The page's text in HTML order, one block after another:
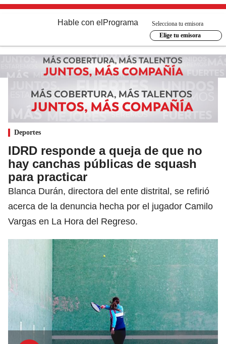
Hable con el Programa
Selecciona tu emisora
Elige tu emisora
Deportes
IDRD responde a queja de que no
hay canchas públicas de squash
para practicar
Blanca Durán, directora del ente distrital, se refirió
acerca de la denuncia hecha por el jugador Camilo
Vargas en La Hora del Regreso.